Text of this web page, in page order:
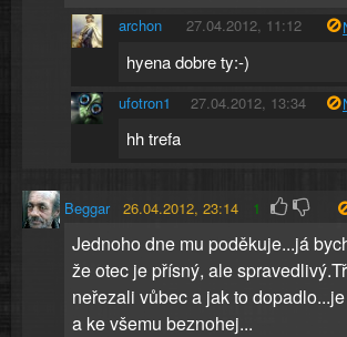
archon 27.04.2012, 11:12
hyena dobre ty:-)
ufotron1 27.04.2012, 13:34
hh trefa
Beggar 26.04.2012, 23:14 1
Jednoho dne mu poděkuje...já
že otec je přísný, ale
neřezali vůbec a jak to
a ke všemu beznohej...